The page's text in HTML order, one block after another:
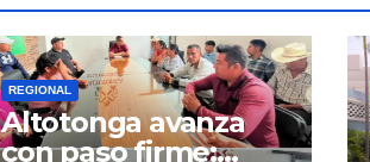
REGIONAL
Altotonga avanza
con paso firme: